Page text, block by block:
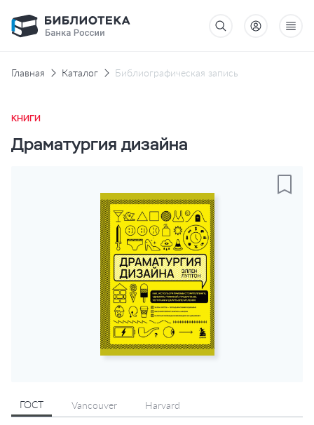
Главная Каталог Библиографическая запись
КНИГИ
Драматургия дизайна
ГОСТ Vancouver Harvard